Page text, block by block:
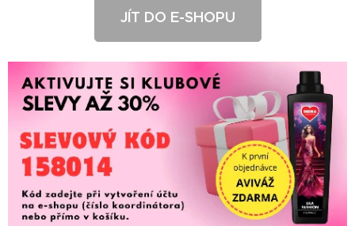
JÍT DO E-SHOPU